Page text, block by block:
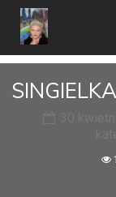
SINGIELKA